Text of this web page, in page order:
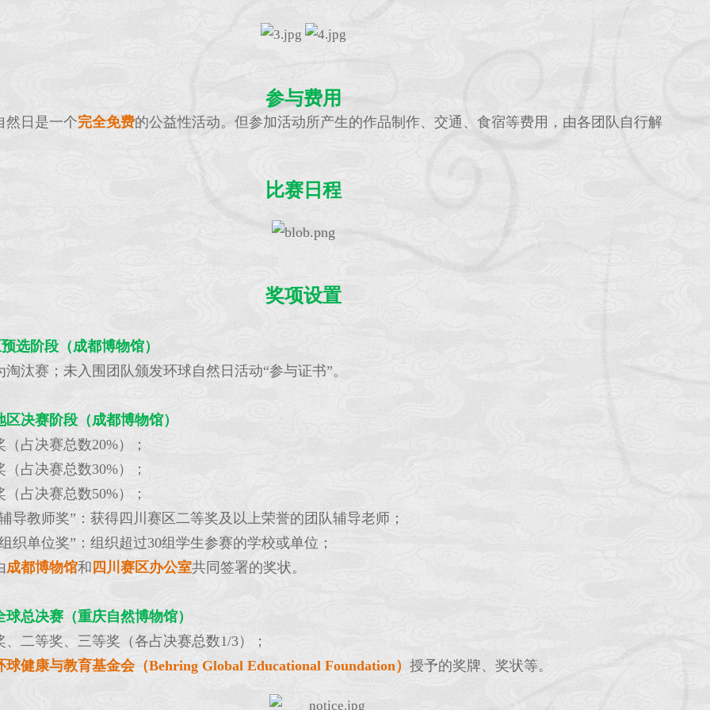
参与费用
然日是一个完全免费的公益性活动。但参加活动所产生的作品制作、交通、食宿等费用，由各团队自行解
比赛日程
奖项设置
选阶段（成都博物馆）
淘汰赛；未入围团队颁发环球自然日活动“参与证书”。
区决赛阶段（成都博物馆）
（占决赛总数20%）；
（占决赛总数30%）；
（占决赛总数50%）；
导教师奖”：获得四川赛区二等奖及以上荣誉的团队辅导老师；
织单位奖”：组织超过30组学生参赛的学校或单位；
成都博物馆和 四川赛区办公室共同签署的奖状。
球总决赛（重庆自然博物馆）
、二等奖、三等奖（各占决赛总数1/3）；
球健康与教育基金会（Behring Global Educational Foundation） 授予的奖牌、奖状等。